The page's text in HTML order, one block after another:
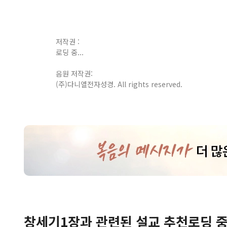
저작권 :
로딩 중...
음원 저작권:
(주)다니엘전자성경. All rights reserved.
창세기1장과 관련된 설교 추천로딩